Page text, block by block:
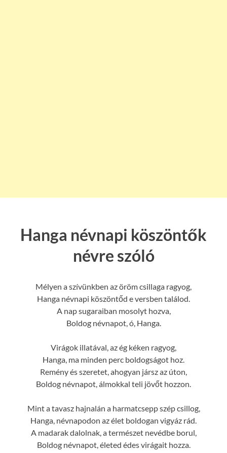
Hanga névnapi köszöntők
névre szóló
Mélyen a szívünkben az öröm csillaga ragyog,
Hanga névnapi köszöntőd e versben találod.
A nap sugaraiban mosolyt hozva,
Boldog névnapot, ó, Hanga.
Virágok illatával, az ég kéken ragyog,
Hanga, ma minden perc boldogságot hoz.
Remény és szeretet, ahogyan jársz az úton,
Boldog névnapot, álmokkal teli jövőt hozzon.
Mint a tavasz hajnalán a harmatcsepp szép csillog,
Hanga, névnapodon az élet boldogan vigyáz rád.
A madarak dalolnak, a természet nevédbe borul,
Boldog névnapot, életed édes virágait hozza.